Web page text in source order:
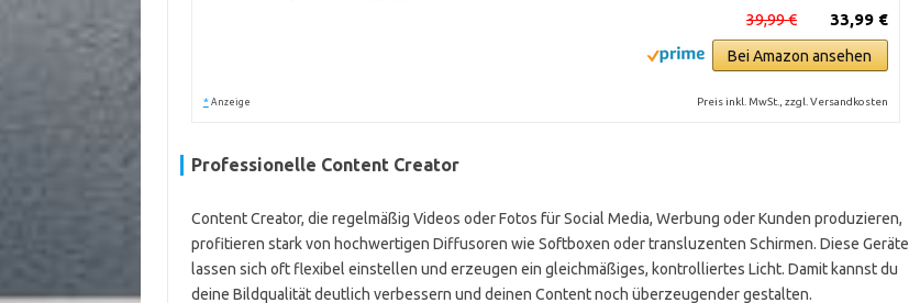
33,99 €
39,99 €
Bei Amazon ansehen
* Anzeige Preis inkl. MwSt., zzgl. Versandkosten
Professionelle Content Creator
Content Creator, die regelmäßig Videos oder Fotos für Social Media, Werbung oder Kunden produzieren,
profitieren stark von hochwertigen Diffusoren wie Softboxen oder transluzenten Schirmen. Diese Geräte
lassen sich oft flexibel einstellen und erzeugen ein gleichmäßiges, kontrolliertes Licht. Damit kannst du
deine Bildqualität deutlich verbessern und deinen Content noch überzeugender gestalten.